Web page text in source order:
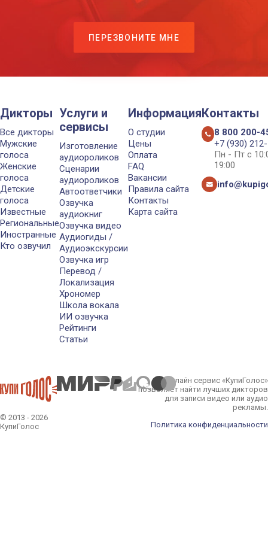
ПЕРЕЗВОНИТЕ МНЕ
Дикторы
Все дикторы
Мужские
голоса
Женские
голоса
Детские
голоса
Известные
Региональные
Иностранные
Кто озвучил
Услуги и
сервисы
Изготовление
аудиороликов
Сценарии
аудиороликов
Автоответчики
Озвучка
аудиокниг
Озвучка видео
Аудиогиды /
Аудиоэкскурсии
Озвучка игр
Перевод /
Локализация
Хрономер
Школа вокала
ИИ озвучка
Рейтинги
Статьи
Информация
О студии
Цены
Оплата
FAQ
Вакансии
Правила сайта
Контакты
Карта сайта
Контакты
8 800 200-
+7 (930)
Пн - Пт с
19:00
© 2013 - 2026
КупиГолос
Онлайн сервис «КупиГолос»
позволяет найти лучших дикторов
для записи видео или аудио
рекламы.
Политика конфиденциальности